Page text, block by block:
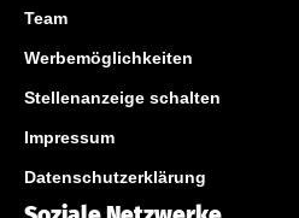
Team
Werbemöglichkeiten
Stellenanzeige schalten
Impressum
Datenschutzerklärung